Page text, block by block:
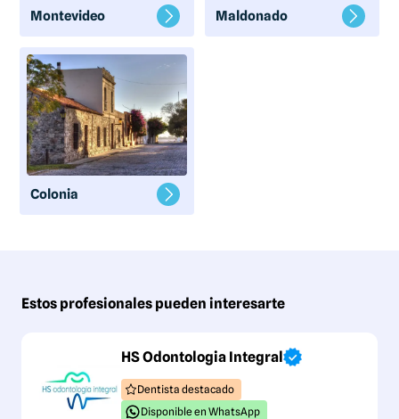
Montevideo Maldonado
Colonia
Estos profesionales pueden interesarte
HS Odontologia Integral
Dentista destacado
Disponible en WhatsApp